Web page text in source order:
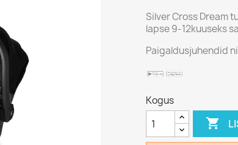
Silver Cross Dream
lapse 9-12kuuseks
Paigaldusjuhendid
Kogus
